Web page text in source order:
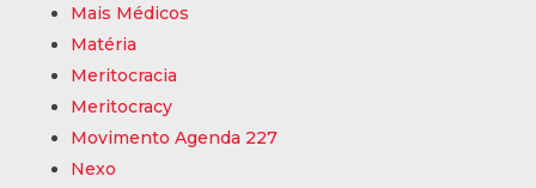
Mais Médicos
Matéria
Meritocracia
Meritocracy
Movimento Agenda 227
Nexo